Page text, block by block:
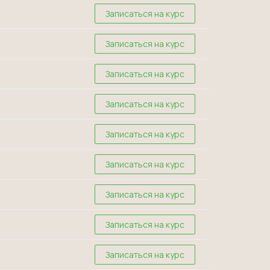
Записаться на курс
Записаться на курс
Записаться на курс
Записаться на курс
Записаться на курс
Записаться на курс
Записаться на курс
Записаться на курс
Записаться на курс